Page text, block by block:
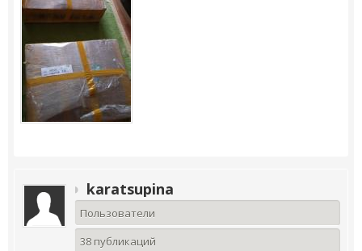
karatsupina
Пользователи
38 публикаций